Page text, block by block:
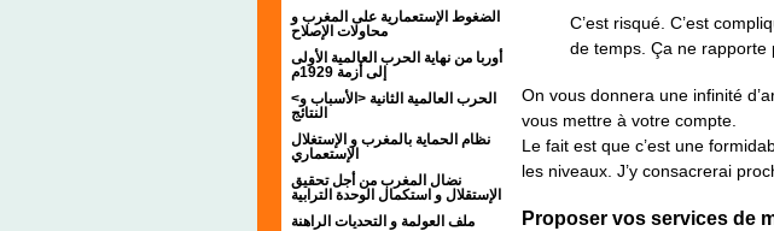
الضغوط الإستعمارية على المغرب و
محاولات الإصلاح
أوربا من نهاية الحرب العالمية الأولى
إلى أزمة 1929م
<الحرب العالمية الثانية <الأسباب و
النتائج
نظام الحماية بالمغرب و الإستغلال
الإستعماري
نضال المغرب من أجل تحقيق
الإستقلال و استكمال الوحدة الترابية
ملف العولمة و التحديات الراهنة
C’est risqué. C’est
de temps. Ça ne rapporte
On vous donnera une infinité
vous mettre à votre compte.
Le fait est que c’est une
les niveaux. J’y consacrerai
Proposer vos services de